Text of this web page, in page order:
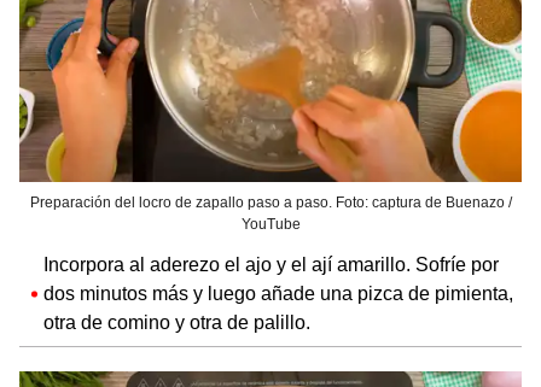
Preparación del locro de zapallo paso a paso. Foto: captura de Buenazo /
YouTube
Incorpora al aderezo el ajo y el ají amarillo. Sofríe por
dos minutos más y luego añade una pizca de pimienta,
otra de comino y otra de palillo.